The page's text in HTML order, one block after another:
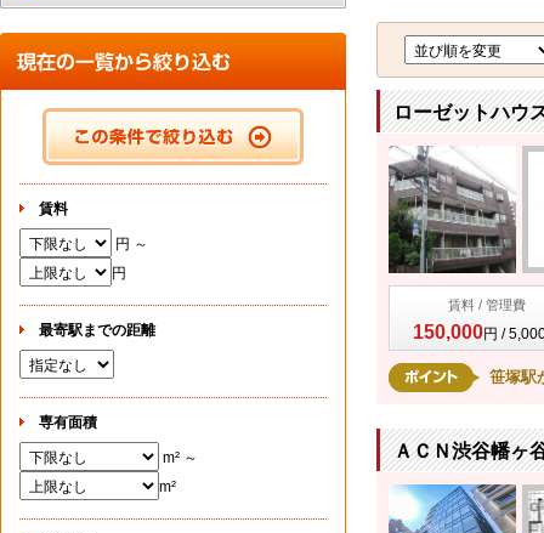
ローゼットハウ
賃料 / 管理費
150,000円 /
笹塚駅
ＡＣＮ渋谷幡ヶ
賃料
円 ～
円
最寄駅までの距離
専有面積
m² ～
m²